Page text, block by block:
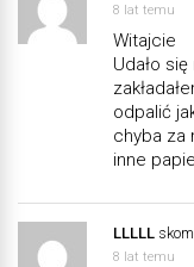
8 lat temu
Witajcie
Udało
odpalić
chyba za
inne
LLLLL
8 lat temu